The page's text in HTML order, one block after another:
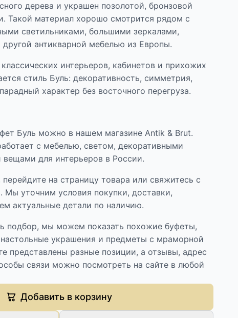
дерева и украшен позолотой, бронзовой
Такой материал хорошо смотрится рядом с
светильниками, большими зеркалами,
антикварной мебелью из Европы.
интерьеров, кабинетов и прихожих
стиль Буль: декоративность, симметрия,
характер без восточного перегруза.
Буль можно в нашем магазине Antik & Brut.
с мебелью, светом, декоративными
для интерьеров в России.
на страницу товара или свяжитесь с
Мы уточним условия покупки, доставки,
актуальные детали по наличию.
подбор, мы можем показать похожие буфеты,
украшения и предметы с мраморной
представлены разные позиции, а отзывы, адрес
связи можно посмотреть на сайте в любой
Добавить в корзину